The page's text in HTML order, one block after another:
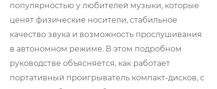
популярностью у любителей музыки, которые
ценят физические носители, стабильное
качество звука и возможность прослушивания
в автономном режиме. В этом подробном
руководстве объясняется, как работает
портативный проигрыватель компакт-дисков, с